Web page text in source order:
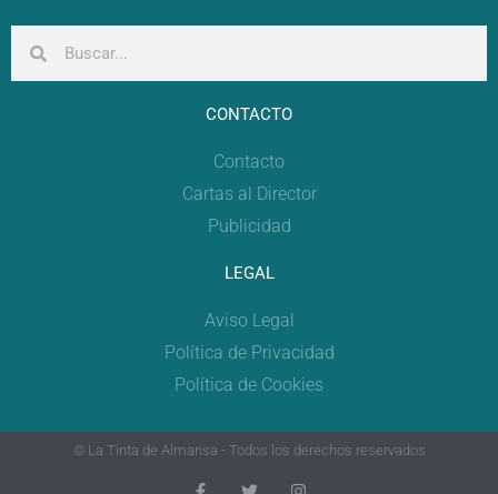
CONTACTO
Contacto
Cartas al Director
Publicidad
LEGAL
Aviso Legal
Política de Privacidad
Política de Cookies
© La Tinta de Almansa - Todos los derechos reservados